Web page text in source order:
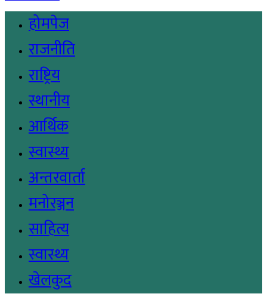
होमपेज
राजनीति
राष्ट्रिय
स्थानीय
आर्थिक
स्वास्थ्य
अन्तरवार्ता
मनोरञ्जन
साहित्य
स्वास्थ्य
खेलकुद